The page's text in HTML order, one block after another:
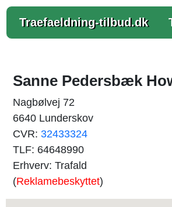
Traefaeldning-tilbud.dk
Sanne Pedersbæk
Nagbølvej 72
6640 Lunderskov
CVR: 32433324
TLF: 64648990
Erhverv: Trafald
(Reklamebeskyttet)